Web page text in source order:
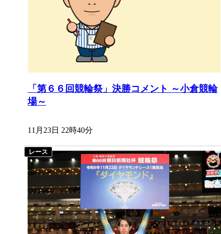
「第６６回競輪祭」決勝コメント ～小倉競輪
場～
11月23日 22時40分